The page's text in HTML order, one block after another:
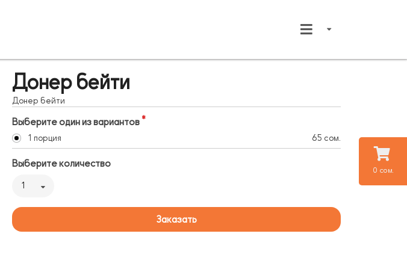
0 сом.
Донер бейти
Донер бейти
Выберите один из вариантов
1 порция 65 сом.
Выберите количество
1
Заказать